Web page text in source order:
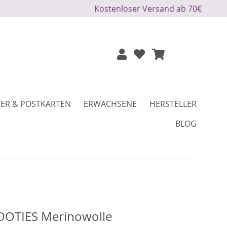
Kostenloser Versand ab 70€
& POSTKARTEN ERWACHSENE
HERSTELLER
BLOG
Merinowolle